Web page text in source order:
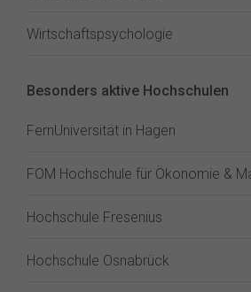
Wirtschaftspsychologie
Besonders aktive Hochschulen
FernUniversität in Hagen
FOM Hochschule für Ökonomie &
Hochschule Fresenius
Hochschule Osnabrück